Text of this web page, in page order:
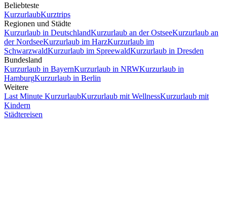
Beliebteste
KurzurlaubKurztrips
Regionen und Städte
Kurzurlaub in DeutschlandKurzurlaub an der OstseeKurzurlaub an
der NordseeKurzurlaub im HarzKurzurlaub im
SchwarzwaldKurzurlaub im SpreewaldKurzurlaub in Dresden
Bundesland
Kurzurlaub in BayernKurzurlaub in NRWKurzurlaub in
HamburgKurzurlaub in Berlin
Weitere
Last Minute KurzurlaubKurzurlaub mit WellnessKurzurlaub mit
Kindern
Städtereisen